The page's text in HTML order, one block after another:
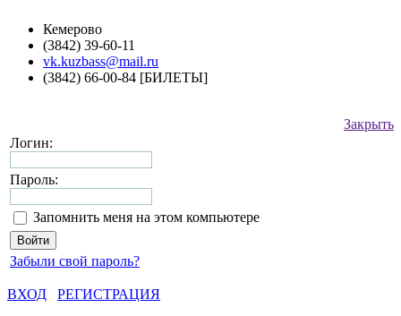
Кемерово
(3842) 39-60-11
vk.kuzbass@mail.ru
(3842) 66-00-84 [БИЛЕТЫ]
Закрыть
Логин:
Пароль:
Запомнить меня на этом компьютере
Забыли свой пароль?
ВХОД
РЕГИСТРАЦИЯ